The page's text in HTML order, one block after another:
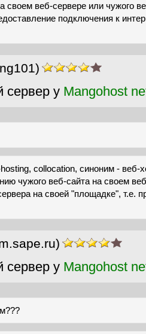
своем веб-сервере или чужого
подключения к
сервер у Mangohost
collocation, синоним - веб-
чужого веб-сайта на своем
на своей "площадке", т.е.
сервер у Mangohost